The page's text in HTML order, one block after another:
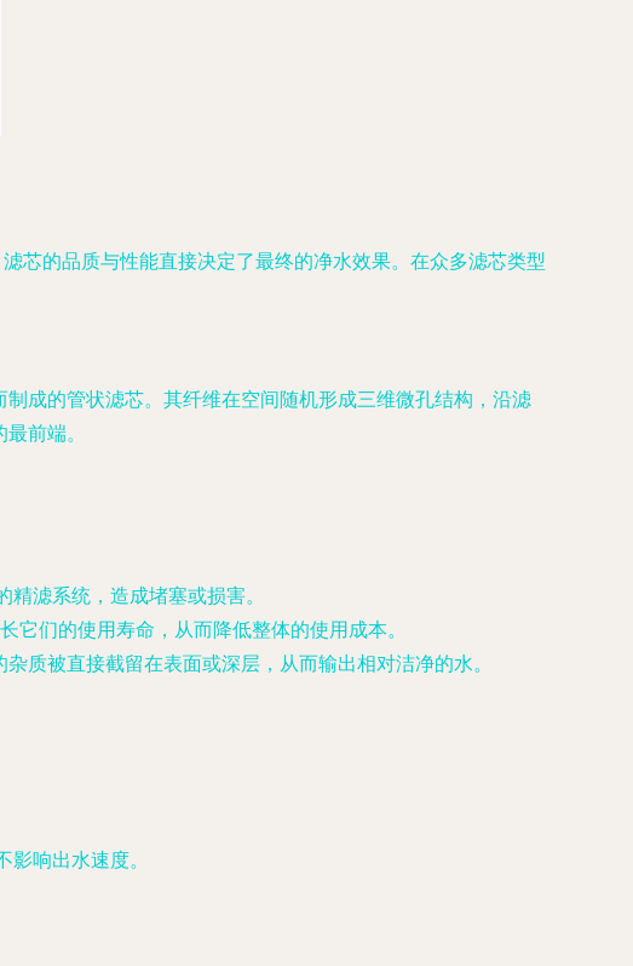
芯的品质与性能直接决定了最终的净水效果。在众多滤芯类型
成的管状滤芯。其纤维在空间随机形成三维微孔结构，沿滤
前端。
滤系统，造成堵塞或损害。
它们的使用寿命，从而降低整体的使用成本。
质被直接截留在表面或深层，从而输出相对洁净的水。
响出水速度。